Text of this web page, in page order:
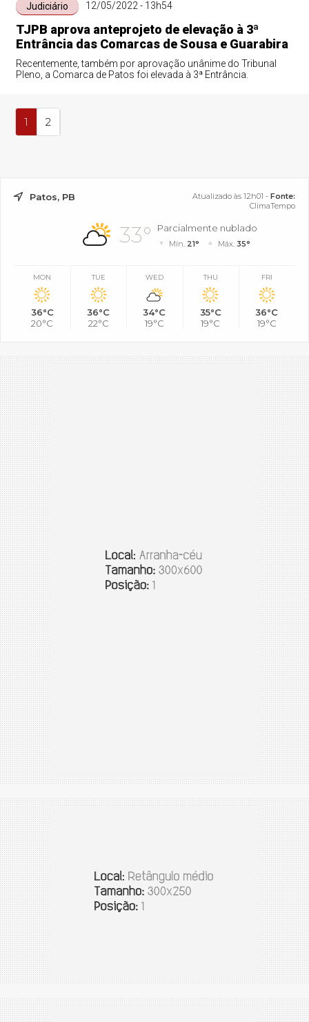
Judiciário 12/05/2022 - 13h54
TJPB aprova anteprojeto de elevação à 3ª
Entrância das Comarcas de Sousa e Guarabira
Recentemente, também por aprovação unânime do Tribunal
Pleno, a Comarca de Patos foi elevada à 3ª Entrância.
1 2
Patos, PB Atualizado às 12h01 - Fonte:
ClimaTempo
33° Parcialmente nublado
Mín. 21° Máx. 35°
MON
36°C
20°C
TUE
36°C
22°C
WED
34°C
19°C
THU
35°C
19°C
FRI
36°C
19°C